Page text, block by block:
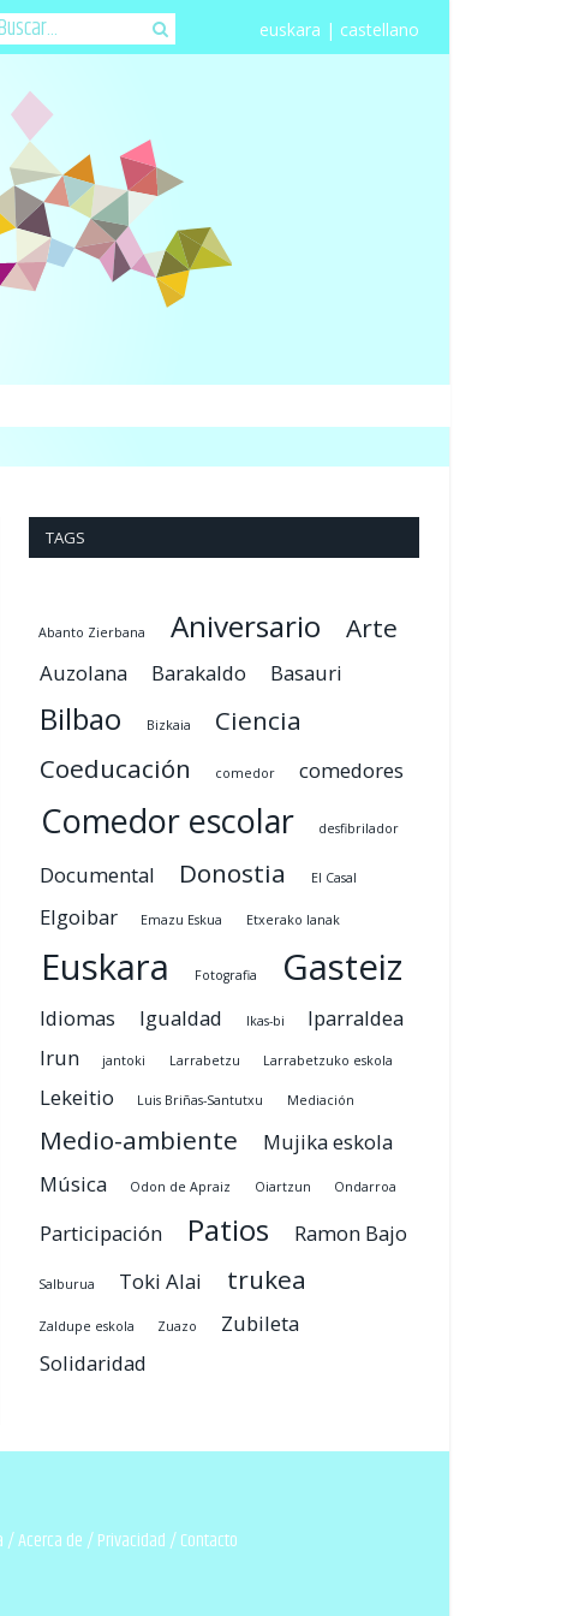
euskara | castellano
TAGS
Abanto Zierbana Aniversario Arte
Auzolana Barakaldo Basauri
Bilbao Bizkaia
Ciencia
Coeducación
comedor comedores
Comedor escolar desfibrilador
Documental Donostia El Casal
Elgoibar Emazu Eskua Etxerako lanak
Euskara Fotografia Gasteiz
Idiomas Igualdad Ikas-bi
Iparraldea
Irun
jantoki Larrabetzu Larrabetzuko eskola
Lekeitio Luis Briñas-Santutxu Mediación
Medio-ambiente
Mujika eskola
Música
Odon de Apraiz Oiartzun Ondarroa
Participación Patios Ramon Bajo
Salburua Toki Alai trukea
Zaldupe eskola Zuazo
Zubileta
Solidaridad
/Acerca de/Privacidad/Contacto